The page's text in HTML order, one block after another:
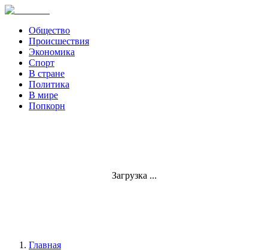
Общество
Происшествия
Экономика
Спорт
В стране
Политика
В мире
Попкорн
Загрузка ...
Главная